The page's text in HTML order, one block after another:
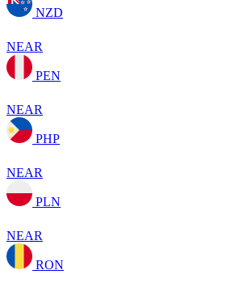
NZD
NEAR
PEN
NEAR
PHP
NEAR
PLN
NEAR
RON